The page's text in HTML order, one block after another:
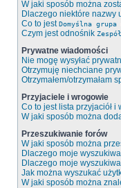
W jaki sposób można
Dlaczego niektóre nazwy
Co to jestDomyślna
Czym jest odnośnik
Prywatne wiadomości
Nie mogę wysyłać
Otrzymuję niechciane
Otrzymałem/otrzymałam
Przyjaciele i wrogowie
Co to jest lista przyjaciół i
W jaki sposób można
Przeszukiwanie forów
W jaki sposób można
Dlaczego moje
Dlaczego moje
Jak można wyszukać
W jaki sposób można